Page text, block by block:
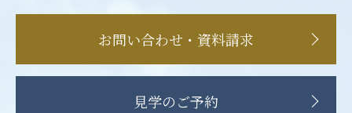
お問い合わせ・資料請求
見学のご予約